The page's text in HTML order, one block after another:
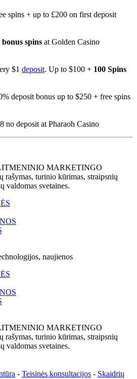
spins + up to £200 on first deposit
bonus spins at Golden Casino
$1 deposit. Up to $100 + 100 Spins
deposit bonus up to $250 + free spins
no deposit at Pharaoh Casino
MARKETINGO
turinio kūrimas, straipsnių
valdomas svetaines.
naujienos
MARKETINGO
turinio kūrimas, straipsnių
valdomas svetaines.
- Teisinės konsultacijos - Skaidrių